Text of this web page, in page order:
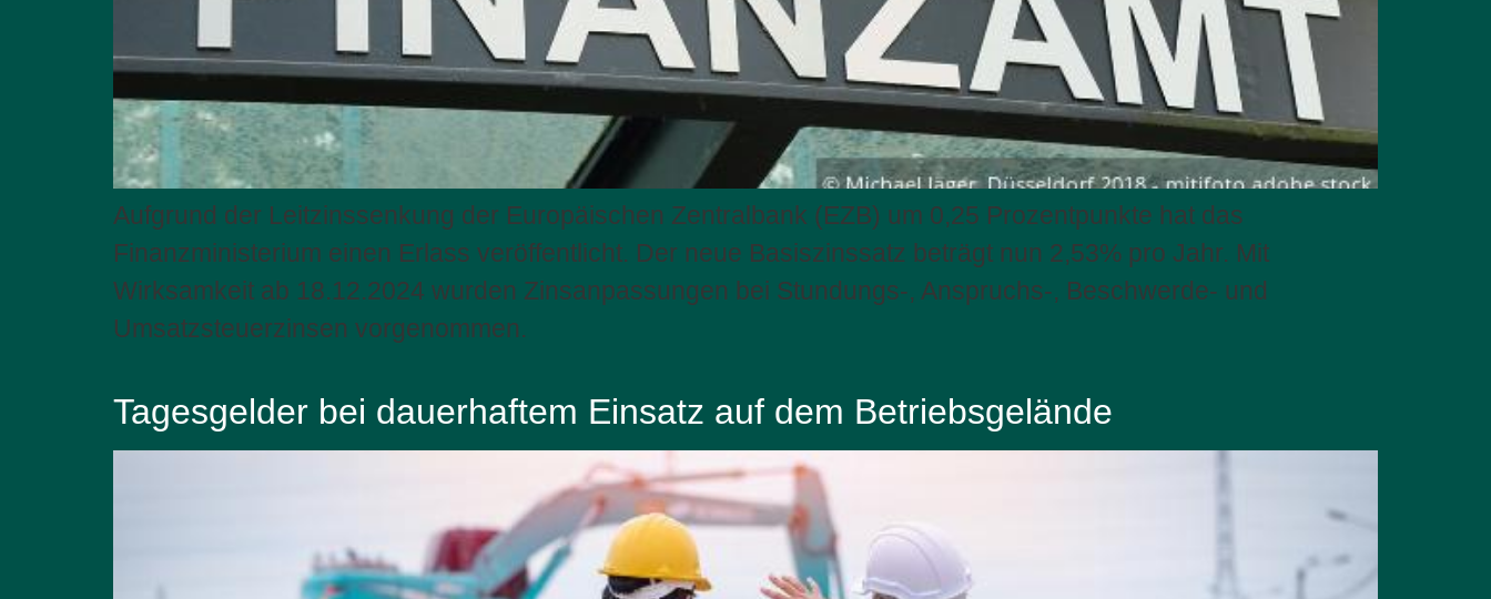
Aufgrund der Leitzinssenkung der Europäischen Zentralbank (EZB) um 0,25 Prozentpunkte hat das
Finanzministerium einen Erlass veröffentlicht. Der neue Basiszinssatz beträgt nun 2,53% pro Jahr. Mit
Wirksamkeit ab 18.12.2024 wurden Zinsanpassungen bei Stundungs-, Anspruchs-, Beschwerde- und
Umsatzsteuerzinsen vorgenommen.
Tagesgelder bei dauerhaftem Einsatz auf dem Betriebsgelände